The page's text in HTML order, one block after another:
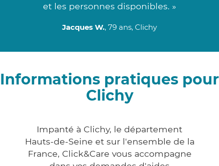
et les personnes disponibles. »
Jacques W., 79 ans, Clichy
Informations pratiques pour
Clichy
Impanté à Clichy, le département
Hauts-de-Seine et sur l'ensemble de la
France, Click&Care vous accompagne